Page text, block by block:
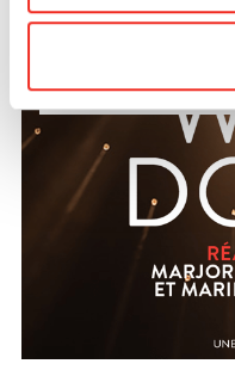
DÉTAILS